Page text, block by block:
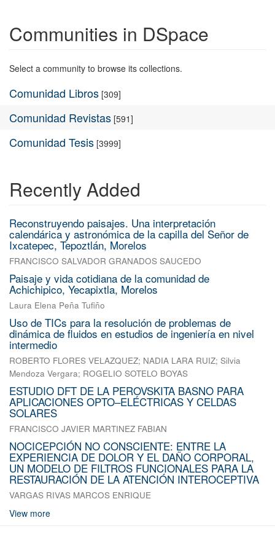
Communities in DSpace
Select a community to browse its collections.
Comunidad Libros [309]
Comunidad Revistas [591]
Comunidad Tesis [3999]
Recently Added
Reconstruyendo paisajes. Una interpretación
calendárica y astronómica de la capilla del Señor de
Ixcatepec, Tepoztlán, Morelos
FRANCISCO SALVADOR GRANADOS SAUCEDO
Paisaje y vida cotidiana de la comunidad de
Achichipico, Yecapixtla, Morelos
Laura Elena Peña Tufiño
Uso de TICs para la resolución de problemas de
dinámica de fluidos en estudios de ingeniería en nivel
intermedio
ROBERTO FLORES VELAZQUEZ; NADIA LARA RUIZ; Silvia
Mendoza Vergara; ROGELIO SOTELO BOYAS
ESTUDIO DFT DE LA PEROVSKITA BASNO PARA
APLICACIONES OPTO–ELÉCTRICAS Y CELDAS
SOLARES
FRANCISCO JAVIER MARTINEZ FABIAN
NOCICEPCIÓN NO CONSCIENTE: ENTRE LA
EXPERIENCIA DE DOLOR Y EL DAÑO CORPORAL,
UN MODELO DE FILTROS FUNCIONALES PARA LA
RESTAURACIÓN DE LA ATENCIÓN INTEROCEPTIVA
VARGAS RIVAS MARCOS ENRIQUE
View more